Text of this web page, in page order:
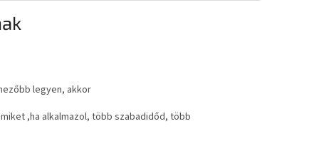
legyen, akkor
,ha alkalmazol, több szabadidőd, több